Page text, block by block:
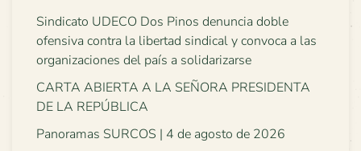
Sindicato UDECO Dos Pinos denuncia doble
ofensiva contra la libertad sindical y convoca a las
organizaciones del país a solidarizarse
CARTA ABIERTA A LA SEÑORA PRESIDENTA
DE LA REPÚBLICA
Panoramas SURCOS | 4 de agosto de 2026